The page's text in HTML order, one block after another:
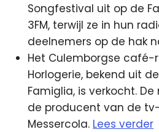
Songfestival uit op de
3FM, terwijl ze in hun
deelnemers op de hak
Het Culemborgse café-
Horlogerie, bekend uit
Famiglia, is verkocht.
de producent van de
Messercola. Lees verder